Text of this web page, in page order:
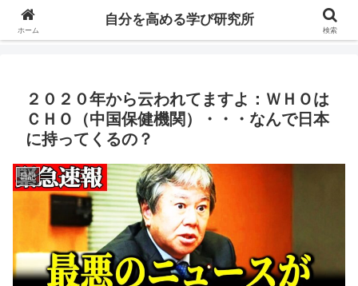
自分の価値を高めるための学びについて研究し、セミナーや情報（ブログ、動
２０２０年から云われてますよ：ＷＨＯは
ＣＨＯ（中国保健機関）・・・なんで日本
に持ってくるの？
日記
ホーム
自分を高める学び研究所
検索